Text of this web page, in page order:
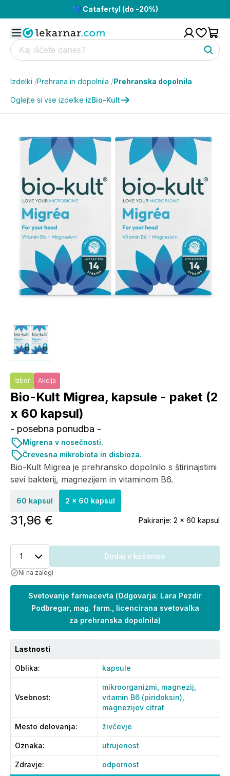
💙 Catafertyl (do -20%)
Izdelki /Prehrana in dopolnila /Prehranska dopolnila
Oglejte si vse izdelke izBio-Kult
Izbor Akcija
Bio-Kult Migrea, kapsule - paket (2
x 60 kapsul)
- posebna ponudba -
Bio-Kult Migrea je prehransko dopolnilo s štirinajstimi
sevi bakterij, magnezijem in vitaminom B6.
60 kapsul 2 x 60 kapsul
31,96 € Pakiranje: 2 x 60 kapsul
Migrena v nosečnosti.
Črevesna mikrobiota in disbioza.
1 Dodaj v košarico
Ni na zalogi
Svetovanje farmacevta (Odgovarja: Lara Pezdir
Podbregar, mag. farm., licencirana svetovalka
za prehranska dopolnila)
Lastnosti
Oblika: kapsule
Vsebnost:
mikroorganizmi, magnezij,
vitamin B6 (piridoksin),
magnezijev citrat
Mesto delovanja: živčevje
Oznaka: utrujenost
Zdravje: odpornost